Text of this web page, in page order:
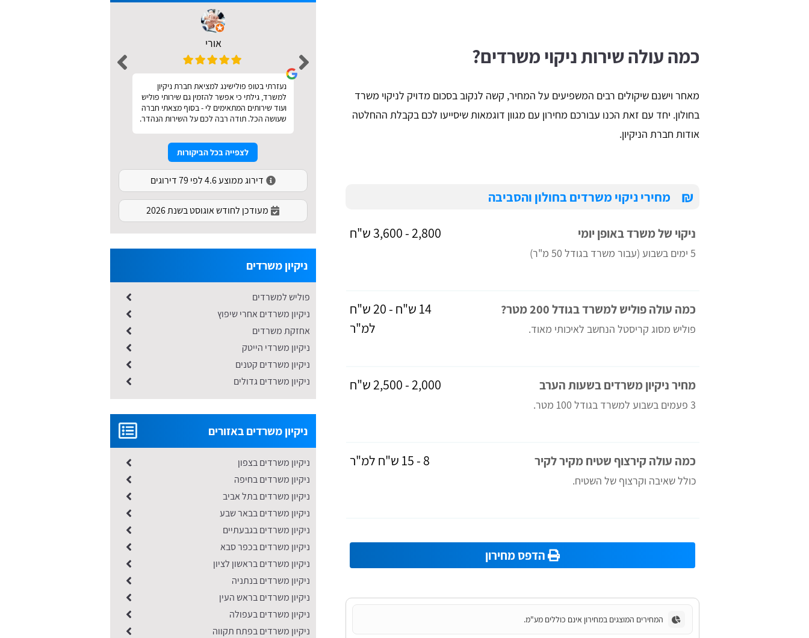
כמה עולה שירות ניקוי משרדים?
מאחר וישנם שיקולים רבים המשפיעים על המחיר, קשה לנקוב בסכום מדויק לניקוי משרד
בחולון. יחד עם זאת הכנו עבורכם מחירון עם מגוון דוגמאות שיסייעו לכם בקבלת ההחלטה
אודות חברת הניקיון.
₪ מחירי ניקוי משרדים בחולון והסביבה
ניקוי של משרד באופן יומי
5 ימים בשבוע (עבור משרד בגודל 50 מ"ר)
2,800 - 3,600 ש"ח
כמה עולה פוליש למשרד בגודל 200 מטר?
פוליש מסוג קריסטל הנחשב לאיכותי מאוד.
14 ש"ח - 20 ש"ח
למ"ר
מחיר ניקיון משרדים בשעות הערב
3 פעמים בשבוע למשרד בגודל 100 מטר.
2,000 - 2,500 ש"ח
כמה עולה קירצוף שטיח מקיר לקיר
כולל שאיבה וקרצוף של השטיח.
8 - 15 ש"ח למ"ר
הדפס מחירון
המחירים המוצגים במחירון אינם כוללים מע"מ.
אורי
נעזרתי בטופ פולישינג למציאת חברת ניקיון
למשרד, גילתי כי אפשר להזמין גם שירותי פוליש
ועוד שירותים המתאימים לי - בסוף מצאתי חברה
שעושה הכל. תודה רבה לכם על השירות הנהדר.
השוואת מחירים ממש כמו שכתוב באתר. קיבלתי
תודה :)
חברת ניקיון מקצועית כאשר סיימתי
לצפייה בכל הביקורות
דירוג ממוצע 4.6 לפי 79 דירוגים
מעודכן לחודש אוגוסט בשנת 2026
ניקיון משרדים
פוליש למשרדים
ניקיון משרדים אחרי שיפוץ
אחזקת משרדים
ניקיון משרדי הייטק
ניקיון משרדים קטנים
ניקיון משרדים גדולים
ניקיון משרדים באזורים
ניקיון משרדים בצפון
ניקיון משרדים בחיפה
ניקיון משרדים בתל אביב
​ניקיון משרדים בבאר שבע
ניקיון משרדים בגבעתיים
ניקיון משרדים בכפר סבא
​ניקיון משרדים בראשון לציון
ניקיון משרדים בנתניה
ניקיון משרדים בראש העין
ניקיון משרדים בעפולה
ניקיון משרדים בפתח תקווה